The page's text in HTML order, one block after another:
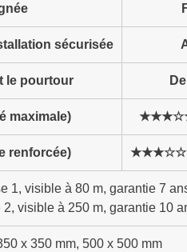
sécurisée
le pourtour
★★★☆☆
★★★☆☆
1, visible à 80 m, garantie 7
2, visible à 250 m, garantie 10
x 350 mm, 500 x 500 mm